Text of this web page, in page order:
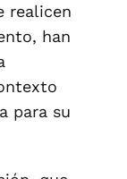
realicen
han
para su